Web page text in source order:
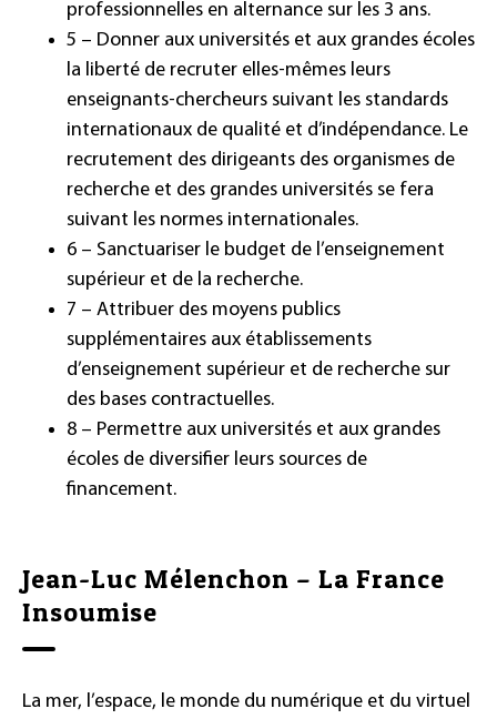
professionnelles en alternance sur les 3 ans.
5 – Donner aux universités et aux grandes écoles
la liberté de recruter elles-mêmes leurs
enseignants-chercheurs suivant les standards
internationaux de qualité et d’indépendance. Le
recrutement des dirigeants des organismes de
recherche et des grandes universités se fera
suivant les normes internationales.
6 – Sanctuariser le budget de l’enseignement
supérieur et de la recherche.
7 – Attribuer des moyens publics
supplémentaires aux établissements
d’enseignement supérieur et de recherche sur
des bases contractuelles.
8 – Permettre aux universités et aux grandes
écoles de diversifier leurs sources de
financement.
Jean-Luc Mélenchon – La France
Insoumise
La mer, l’espace, le monde du numérique et du virtuel